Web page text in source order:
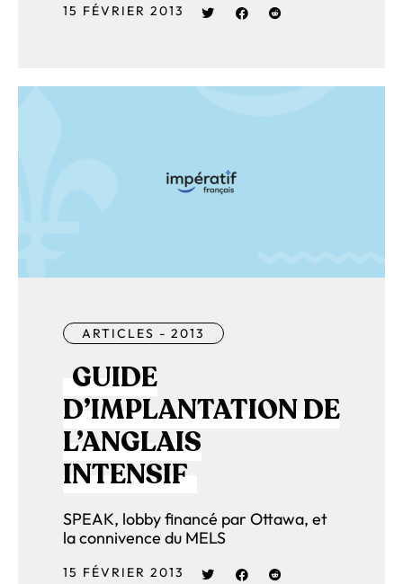
15 FÉVRIER 2013
ARTICLES - 2013
GUIDE
D’IMPLANTATION DE
L’ANGLAIS
INTENSIF
SPEAK, lobby financé par Ottawa, et
la connivence du MELS
15 FÉVRIER 2013